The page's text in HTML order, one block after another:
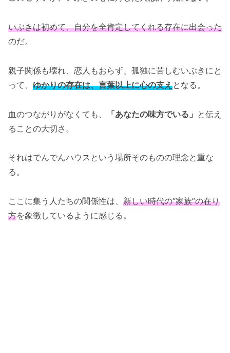
いぶきは初めて、自分を全肯定してくれる存在に出会った
のだ。
親子関係も壊れ、恋人もおらず、孤独に苦しむいぶきにと
って、 ゆかりの存在は、言葉以上に心の支えとなる。
血のつながりがなくても、 「あなたの味方でいる」 と伝え
ることの大切さ。
それはでんでんハウスという場所そのものの理念と重な
る。
ここに集う人たちの関係性は、 新しい時代の“家族”の在り
方を象徴しているように感じる。